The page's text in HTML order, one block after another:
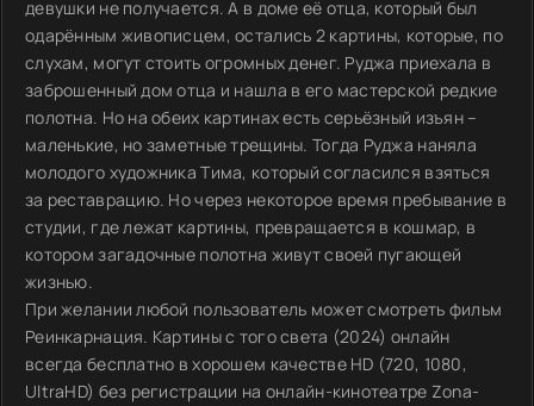
девушки не получается. А в доме её отца, который был
одарённым живописцем, остались 2 картины, которые, по
слухам, могут стоить огромных денег. Руджа приехала в
заброшенный дом отца и нашла в его мастерской редкие
полотна. Но на обеих картинах есть серьёзный изъян –
маленькие, но заметные трещины. Тогда Руджа наняла
молодого художника Тима, который согласился взяться
за реставрацию. Но через некоторое время пребывание в
студии, где лежат картины, превращается в кошмар, в
котором загадочные полотна живут своей пугающей
жизнью.
При желании любой пользователь может смотреть фильм
Реинкарнация. Картины с того света (2024) онлайн
всегда бесплатно в хорошем качестве HD (720, 1080,
UltraHD) без регистрации на онлайн-кинотеатре Zona-